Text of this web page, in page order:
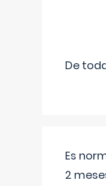
De
Es
2